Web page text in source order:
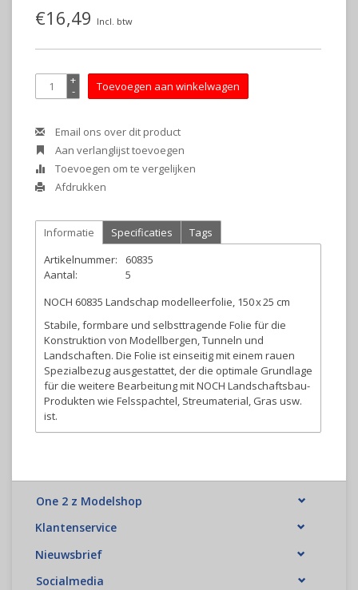
€16,49 Incl. btw
+
- Toevoegen aan winkelwagen
Email ons over dit product
Aan verlanglijst toevoegen
Toevoegen om te vergelijken
Afdrukken
Informatie Specificaties
Tags
Artikelnummer:
60835
Aantal:
5
NOCH 60835 Landschap modelleerfolie, 150 x 25 cm
Stabile, formbare und selbsttragende Folie für die
Konstruktion von Modellbergen, Tunneln und
Landschaften. Die Folie ist einseitig mit einem rauen
Spezialbezug ausgestattet, der die optimale Grundlage
für die weitere Bearbeitung mit NOCH Landschaftsbau-
Produkten wie Felsspachtel, Streumaterial, Gras usw.
ist.
One 2 z Modelshop
Klantenservice
Nieuwsbrief
Socialmedia